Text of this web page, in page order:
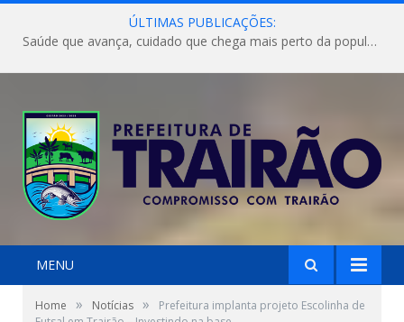
ÚLTIMAS PUBLICAÇÕES:
Saúde que avança, cuidado que chega mais perto da população!
MENU
Home » Notícias »
Prefeitura implanta projeto Escolinha de